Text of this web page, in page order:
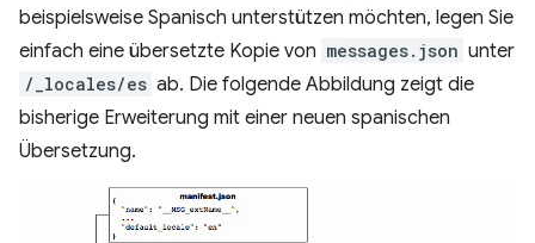
beispielsweise Spanisch unterstützen möchten, legen Sie
einfach eine übersetzte Kopie von messages.json unter
/_locales/es ab. Die folgende Abbildung zeigt die
bisherige Erweiterung mit einer neuen spanischen
Übersetzung.